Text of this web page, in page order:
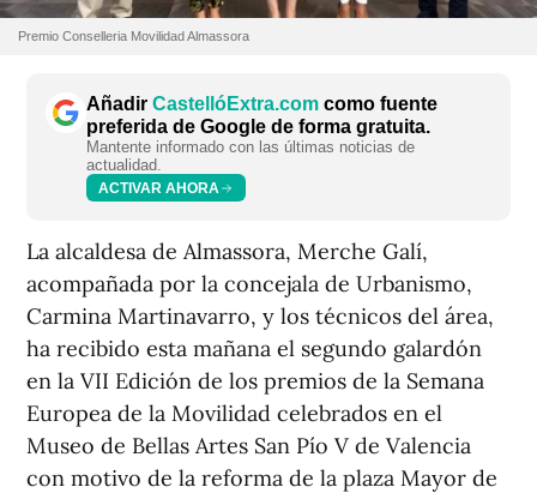
Premio Conselleria Movilidad Almassora
Añadir CastellóExtra.com como fuente
preferida de Google de forma gratuita.
Mantente informado con las últimas noticias de
actualidad.
ACTIVAR AHORA
La alcaldesa de Almassora, Merche Galí,
acompañada por la concejala de Urbanismo,
Carmina Martinavarro, y los técnicos del área,
ha recibido esta mañana el segundo galardón
en la VII Edición de los premios de la Semana
Europea de la Movilidad celebrados en el
Museo de Bellas Artes San Pío V de Valencia
con motivo de la reforma de la plaza Mayor de